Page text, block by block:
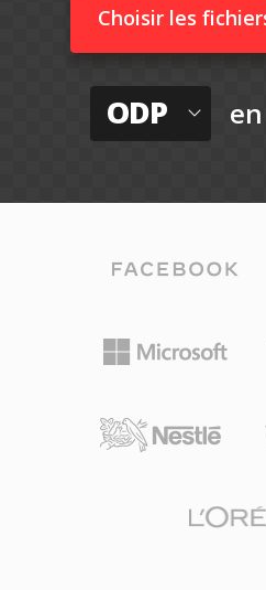
Choisir les
ODP en